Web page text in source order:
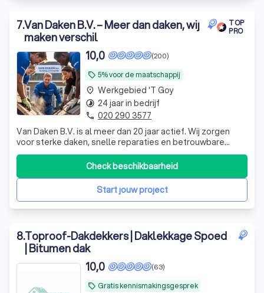
7.Van Daken B.V. – Meer dan daken, wij
maken verschil
TOP
PRO
local_offer 5% voor de maatschappij
(200)
10,0
Van Daken B.V. is al meer dan 20 jaar actief. Wij zorgen
voor sterke daken, snelle reparaties en betrouwbare
renovaties en geven bij elke klus 5% terug aan de
Start jouw project
Check beschikbaarheid
place Werkgebied 't Goy
timelapse 24 jaar in bedrijf
phone 020 290 3577
8.Toproof-Dakdekkers | Daklekkage Spoed
| Bitumen dak
local_offer Gratis kennismakingsgesprek
(63)
10,0